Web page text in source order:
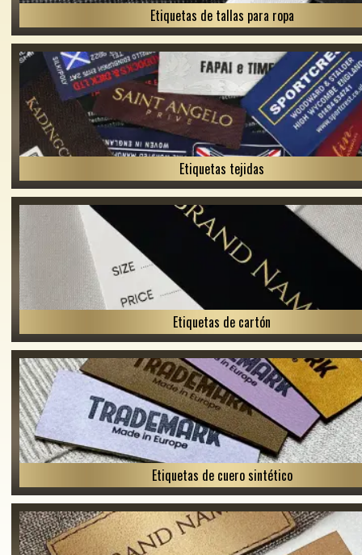
Etiquetas de tallas para ropa
Etiquetas tejidas
Etiquetas de cartón
Etiquetas de cuero sintético